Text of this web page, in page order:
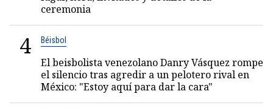
ceremonia
4 Béisbol
El beisbolista venezolano Danry Vásquez rompe
el silencio tras agredir a un pelotero rival en
México: "Estoy aquí para dar la cara"